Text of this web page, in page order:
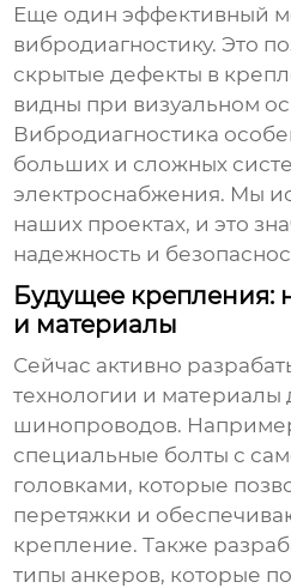
Еще один эффективный
вибродиагностику. Это
скрытые дефекты в
видны при визуальном
Вибродиагностика
больших и сложных
электроснабжения. Мы
наших проектах, и это
надежность и
Будущее крепления:
и материалы
Сейчас активно
технологии и материалы
шинопроводов.
специальные болты с
головками, которые
перетяжки и
крепление. Также
типы анкеров, которые